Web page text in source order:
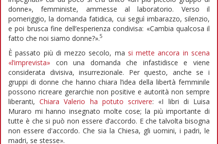
donne», femministe, ammesse al laboratorio. Verso il
pomeriggio, la domanda fatidica, cui seguì imbarazzo, silenzio,
e poi brusca fine dell’esperienza condivisa: «Cambia qualcosa il
fatto che noi siamo donne?».5
È passato più di mezzo secolo, ma si mette ancora in scena
«l’imprevista» con una domanda che infastidisce e viene
considerata divisiva, insurrezionale. Per questo, anche se i
gruppi di donne che hanno chiara l’idea della libertà femminile
possono ricreare gerarchie non positive e autorità non sempre
liberanti,Chiara Valerio ha potuto scrivere: «I libri di Luisa
Muraro mi hanno insegnato molte cose; la più importante di
tutte è che si può non essere d’accordo. E che talvolta bisogna
non essere d'accordo. Che sia la Chiesa, gli uomini, i padri, le
madri, se stesse».